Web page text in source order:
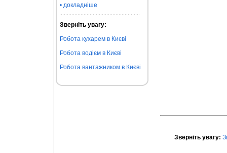
• докладніше
Зверніть увагу:
Робота кухарем в Києві
Робота водієм в Києві
Робота вантажником в Києві
Зверніть увагу: